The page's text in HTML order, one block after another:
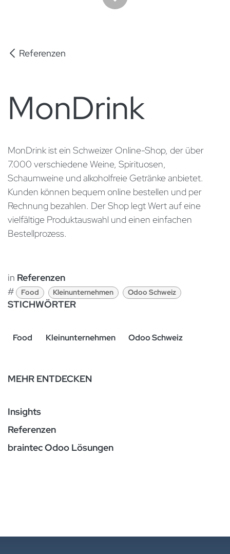
Referenzen
MonDrink
​MonDrink ist ein Schweizer Online-Shop, der über
7.000 verschiedene Weine, Spirituosen,
Schaumweine und alkoholfreie Getränke anbietet.
Kunden können bequem online bestellen und per
Rechnung bezahlen. Der Shop legt Wert auf eine
vielfältige Produktauswahl und einen einfachen
Bestellprozess. ​
in Referenzen
#
Food Kleinunternehmen Odoo Schweiz
STICHWÖRTER
Food Kleinunternehmen Odoo Schweiz
MEHR ENTDECKEN
Insights
Referenzen
braintec Odoo Lösungen